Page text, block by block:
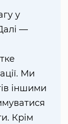
у
—
Ми
іншими
Крім